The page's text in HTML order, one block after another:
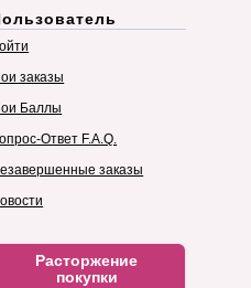
заказы
Баллы
Ответ F.A.Q.
заказы
Расторжение
покупки